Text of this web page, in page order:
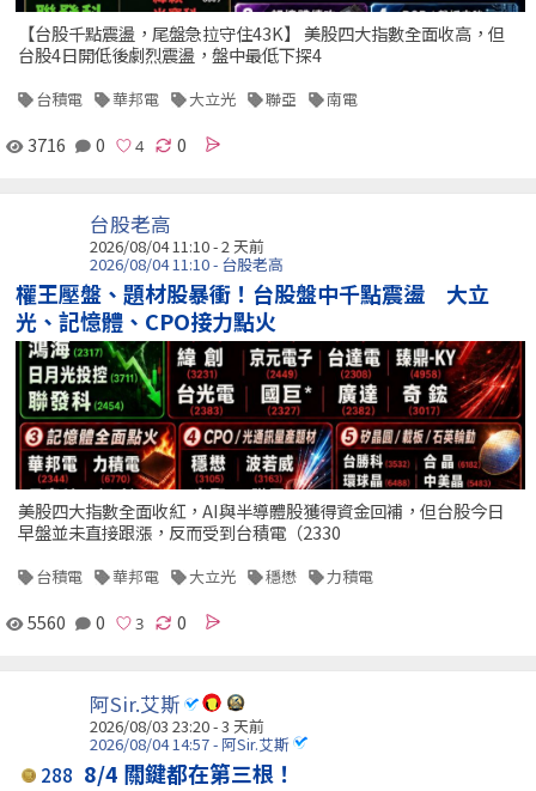
【台股千點震盪，尾盤急拉守住43K】 美股四大指數全面收高，但
台股4日開低後劇烈震盪，盤中最低下探4
台積電 華邦電 大立光 聯亞 南電
3716 0 0
台股老高
2026/08/04 11:10 - 2 天前
2026/08/04 11:10 - 台股老高
權王壓盤、題材股暴衝！台股盤中千點震盪 大立
光、記憶體、CPO接力點火
美股四大指數全面收紅，AI與半導體股獲得資金回補，但台股今日
早盤並未直接跟漲，反而受到台積電（2330
台積電 華邦電 大立光 穩懋 力積電
5560 0 0
阿Sir.艾斯
2026/08/03 23:20 - 3 天前
2026/08/04 14:57 - 阿Sir.艾斯
288 8/4 關鍵都在第三根！